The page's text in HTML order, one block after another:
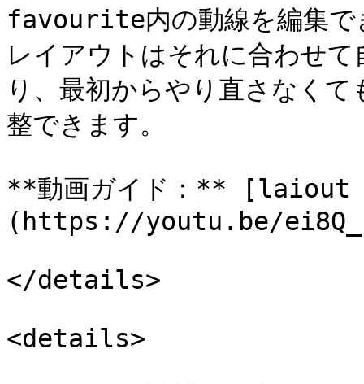
favourite内の動線を編集で
レイアウトはそれに合わせ
り、最初からやり直さなく
整できます。
**動画ガイド：** [laiout
(https://youtu.be/
</details>
<details>